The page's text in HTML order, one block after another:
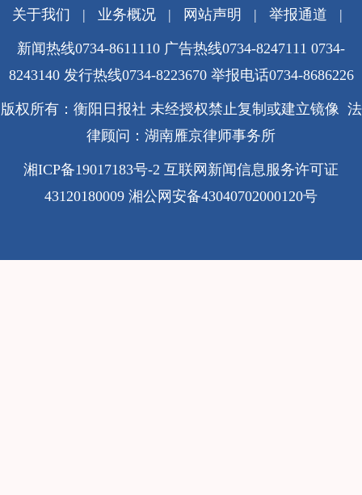
关于我们 | 业务概况| 网站声明 | 举报通道 |
新闻热线0734-8611110 广告热线0734-8247111 0734-
8243140 发行热线0734-8223670 举报电话0734-8686226
版权所有：衡阳日报社 未经授权禁止复制或建立镜像 法
律顾问：湖南雁京律师事务所
湘ICP备19017183号-2 互联网新闻信息服务许可证
43120180009 湘公网安备43040702000120号